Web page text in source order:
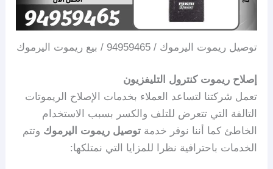
توصيل ريموت اليرموك / 94959465 / بيع ريموت اليرموك
إصلاح ريموت كنترول التليفزيون
تعمل شركتنا لتساعد العملاء بخدمات الإصلاح الريموتات
التالفة التي تتعرض للتلف والكسر بسبب الاستخدام
الخاطئ كما أننا نوفر خدمةتوصيل ريموت اليرموك وتتم
الخدمات باحترافية نظرا للمزايا التي نمتلكها: